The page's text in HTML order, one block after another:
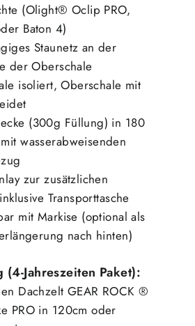
(Olight® Oclip PRO,
Baton 4)
Staunetz an der
der Oberschale
isoliert, Oberschale mit
(300g Füllung) in 180
wasserabweisenden
zur zusätzlichen
Transporttasche
mit Markise (optional als
nach hinten)
(4-Jahreszeiten Paket):
Dachzelt GEAR ROCK ®
PRO in 120cm oder